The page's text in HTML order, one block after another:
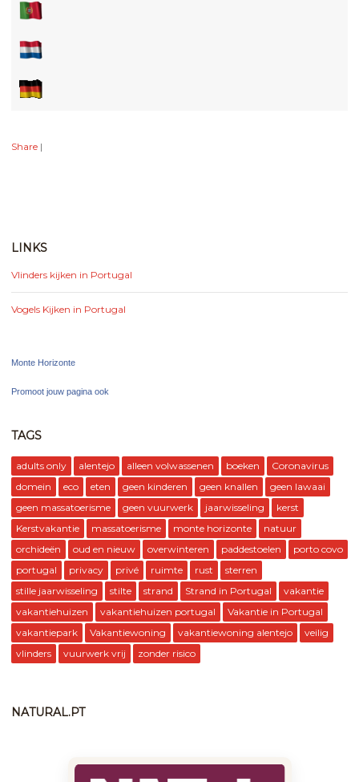
Share |
LINKS
Vlinders kijken in Portugal
Vogels Kijken in Portugal
Monte Horizonte
Promoot jouw pagina ook
TAGS
adults only alentejo alleen volwassenen boeken
Coronavirus
domein
eco eten geen kinderen geen knallen
geen lawaai
geen massatoerisme
geen vuurwerk jaarwisseling
kerst
Kerstvakantie
massatoerisme monte horizonte
natuur
orchideën
oud en nieuw overwinteren paddestoelen
porto covo
portugal
privacy privé ruimte rust
sterren
stille jaarwisseling
stilte strand Strand in Portugal
vakantie
vakantiehuizen
vakantiehuizen portugal
Vakantie in Portugal
vakantiepark
Vakantiewoning vakantiewoning alentejo
veilig
vlinders
vuurwerk vrij zonder risico
NATURAL.PT